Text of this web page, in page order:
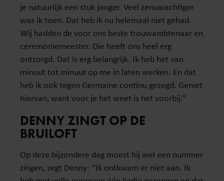
je natuurlijk een stuk jonger. Veel zenuwachtiger
was ik toen. Dat heb ik nu helemaal niet gehad.
Wij hadden de voor ons beste trouwambtenaar en
ceremoniemeester. Die heeft ons heel erg
ontzorgd. Dat is erg belangrijk. Ik heb het van
minuut tot minuut op me in laten werken. En dat
heb ik ook tegen Germaine continu gezegd. Geniet
hiervan, want voor je het weet is het voorbij.”
DENNY ZINGT OP DE
BRUILOFT
Op deze bijzondere dag moest hij wel een nummer
zingen, zegt Denny: “Ik ontkwam er niet aan. Ik